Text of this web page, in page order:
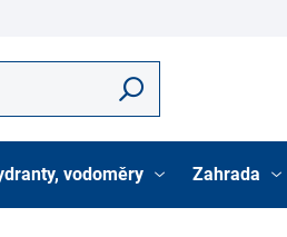
Hledat
vodoměry Zahrada